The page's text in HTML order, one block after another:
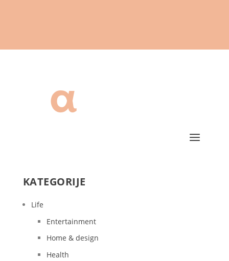
KATEGORIJE
Life
Entertainment
Home & design
Health